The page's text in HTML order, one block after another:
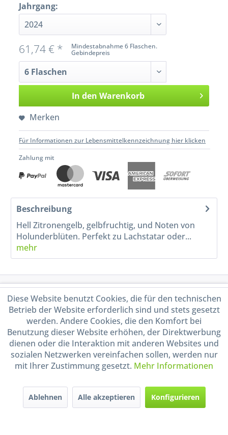
Jahrgang:
Mindestabnahme 6 Flaschen.
Gebindepreis
61,74 € *
In den Warenkorb
Merken
Für Informationen zur Lebensmittelkennzeichnung hier klicken
Zahlung mit
Beschreibung
Hell Zitronengelb, gelbfruchtig, und Noten von
Holunderblüten. Perfekt zu Lachstatar oder...
mehr
Service Hotline
Shop Service
Informationen
Handel mit BIO-Weinen
durch DE-ÖKO-009
Diese Website benutzt Cookies, die für den technischen
Betrieb der Website erforderlich sind und stets gesetzt
werden. Andere Cookies, die den Komfort bei
Benutzung dieser Website erhöhen, der Direktwerbung
dienen oder die Interaktion mit anderen Websites und
sozialen Netzwerken vereinfachen sollen, werden nur
mit Ihrer Zustimmung gesetzt. Mehr Informationen
Ablehnen Alle akzeptieren Konfigurieren